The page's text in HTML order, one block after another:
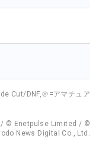
Cut/DNF,＠=アマチュア
/ © Enetpulse Limited / ©
News Digital Co., Ltd.